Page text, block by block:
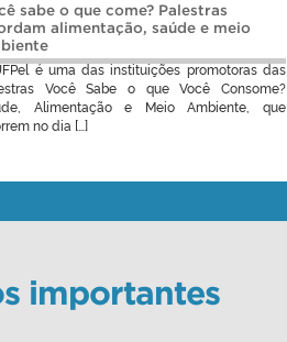
sabe o que come? Palestras
alimentação, saúde e meio
é uma das instituições promotoras das
Você Sabe o que Você Consome?
Alimentação e Meio Ambiente, que
no dia […]
importantes